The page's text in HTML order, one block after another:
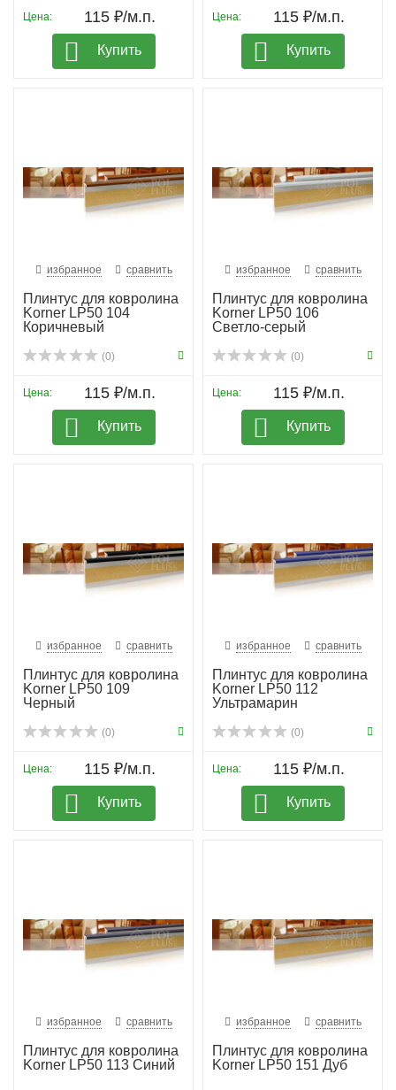
Цена: 115 ₽/м.п.
Купить
Цена: 115 ₽/м.п.
Купить
избранное сравнить
Плинтус для ковролина
Korner LP50 104
Коричневый
(0)
Цена: 115 ₽/м.п.
Купить
избранное сравнить
Плинтус для ковролина
Korner LP50 106
Светло-серый
(0)
Цена: 115 ₽/м.п.
Купить
избранное сравнить
Плинтус для ковролина
Korner LP50 109
Черный
(0)
Цена: 115 ₽/м.п.
Купить
избранное сравнить
Плинтус для ковролина
Korner LP50 112
Ультрамарин
(0)
Цена: 115 ₽/м.п.
Купить
избранное сравнить
Плинтус для ковролина
Korner LP50 113 Синий
избранное сравнить
Плинтус для ковролина
Korner LP50 151 Дуб